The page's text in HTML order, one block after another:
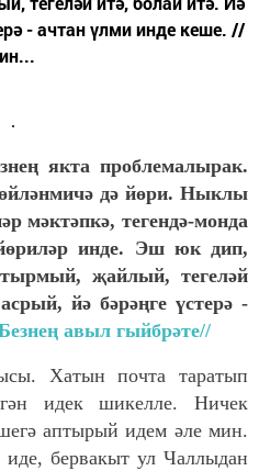
- ачтан үлми инде кеше. //
якта проблемалырак.
дә йөри. Ныклы
мәктәпкә, тегендә-монда
инде. Эш юк дип,
җайлый, тегеләй
йә бәрәңге үстерә -
авыл гыйбрәте//
Хатын почта таратып
идек шикелле. Ничек
аптырый идем әле мин.
бервакыт ул Чаллыдан